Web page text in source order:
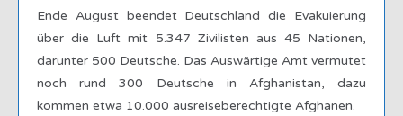
Ende August beendet Deutschland die Evakuierung
über die Luft mit 5.347 Zivilisten aus 45 Nationen,
darunter 500 Deutsche. Das Auswärtige Amt vermutet
noch rund 300 Deutsche in Afghanistan, dazu
kommen etwa 10.000 ausreiseberechtigte Afghanen.